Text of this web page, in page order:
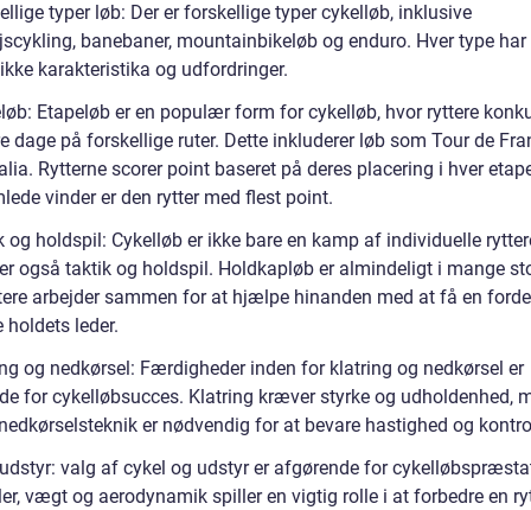
typer løb: Der er forskellige typer cykelløb, inklusive
banebaner, mountainbikeløb og enduro. Hver type har
karakteristika og udfordringer.
Etapeløb er en populær form for cykelløb, hvor ryttere
dage på forskellige ruter. Dette inkluderer løb som Tour de
Rytterne scorer point baseret på deres placering i hver
vinder er den rytter med flest point.
og holdspil: Cykelløb er ikke bare en kamp af individuelle
også taktik og holdspil. Holdkapløb er almindeligt i mange
arbejder sammen for at hjælpe hinanden med at få en
holdets leder.
og nedkørsel: Færdigheder inden for klatring og nedkørsel er
for cykelløbsucces. Klatring kræver styrke og udholdenhed,
er nødvendig for at bevare hastighed og
valg af cykel og udstyr er afgørende for
vægt og aerodynamik spiller en vigtig rolle i at forbedre en